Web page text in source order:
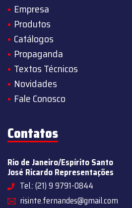
Empresa
Produtos
Catálogos
Propaganda
Textos Técnicos
Novidades
Fale Conosco
Contatos
Rio de Janeiro/Espírito Santo
José Ricardo Representações
Tel.: (21) 9 9791-0844
risinte.fernandes@gmail.com